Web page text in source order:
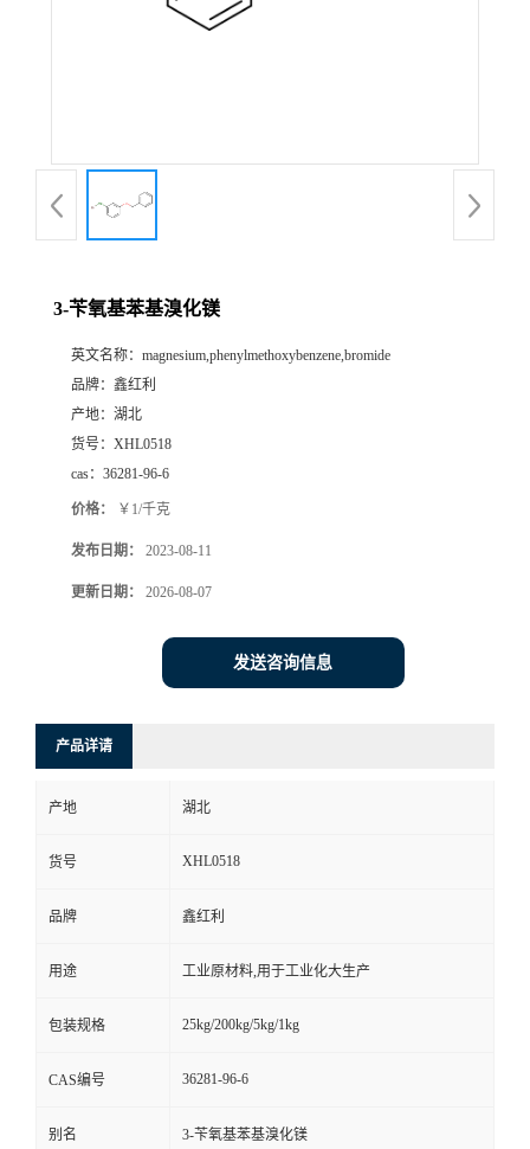
3-苄氧基苯基溴化镁
英文名称： magnesium,phenylmethoxybenzene,bromide
品牌： 鑫红利
产地： 湖北
货号： XHL0518
cas： 36281-96-6
价格： ￥1/千克
发布日期： 2023-08-11
更新日期： 2026-08-07
发送咨询信息
产品详请
产地 湖北
货号 XHL0518
品牌 鑫红利
用途 工业原材料,用于工业化大生产
包装规格 25kg/200kg/5kg/1kg
CAS编号 36281-96-6
别名 3-苄氧基苯基溴化镁